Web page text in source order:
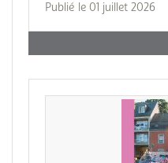
Publié le 01 juillet 2026